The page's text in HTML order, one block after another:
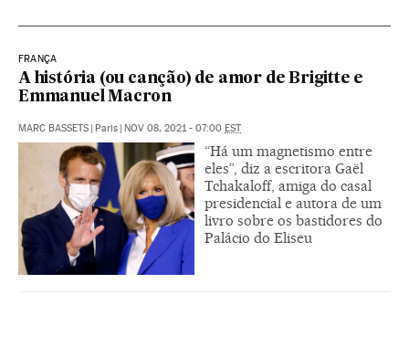
FRANÇA
A história (ou canção) de amor de Brigitte e
Emmanuel Macron
MARC BASSETS Paris NOV 08, 2021 - 07:00 EST
“Há um magnetismo entre
eles”, diz a escritora Gaël
Tchakaloff, amiga do casal
presidencial e autora de um
livro sobre os bastidores do
Palácio do Eliseu